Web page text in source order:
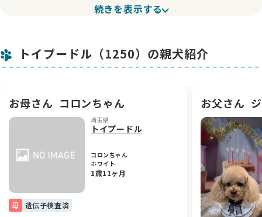
けで癒される可愛さがあります🤍
トイプードルらしいふんわりした被毛で、将来ますます可愛ら
💖 性格・魅力ポイント
人懐っこく甘えん坊な一面もあり、ご家族にしっかり寄り添っ
てくれるタイプの子です💕
初めてわんちゃんをお迎えされる方にもおすすめできる、性格
日々の生活に癒しと笑顔を運んでくれる存在になってくれると
🏡 ブリーダーよりひとこと
愛情をたっぷりかけて大切に育てていますので、人が大好きな
続きを表示する
トイプードル（1250）の親犬紹介
お母さん コロンちゃん
埼玉県
トイプードル
コロンちゃん
ホワイト
1歳11ヶ月
母 遺伝子検査済
お父さん